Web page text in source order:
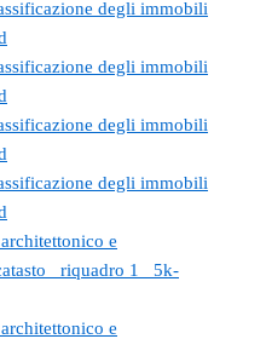
degli immobili
degli immobili
degli immobili
degli immobili
e
_riquadro 1_ 5k-
e